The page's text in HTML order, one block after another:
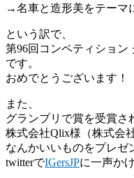
→名車と造形美をテーマ
という訳で、
第96回コンペティション
です。
おめでとうございます！
また、
グランプリで賞を受賞さ
株式会社Qlix様（株式会
なんかいいものをプレゼ
twitterでIGersJPに一声か